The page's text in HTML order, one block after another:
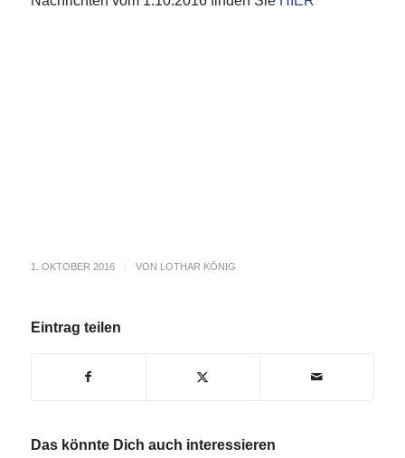
1. OKTOBER 2016 / VON LOTHAR KÖNIG
Eintrag teilen
Das könnte Dich auch interessieren